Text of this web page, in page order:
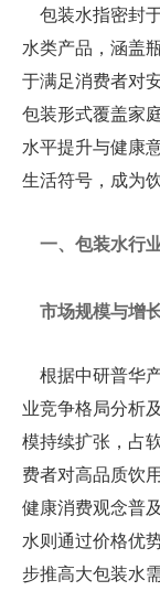
商
中
心
水
展
媒
浩特
内
古国
际
展
心
包装水指密封
水类产品，涵盖
于满足消费者对
包装形式覆盖家
水平提升与健康
生活符号，成为
一、包装水行
市场规模与增
根据中研普华
业竞争格局分析
模持续扩张，占
费者对高品质饮
健康消费观念普
水则通过价格优
步推高大包装水